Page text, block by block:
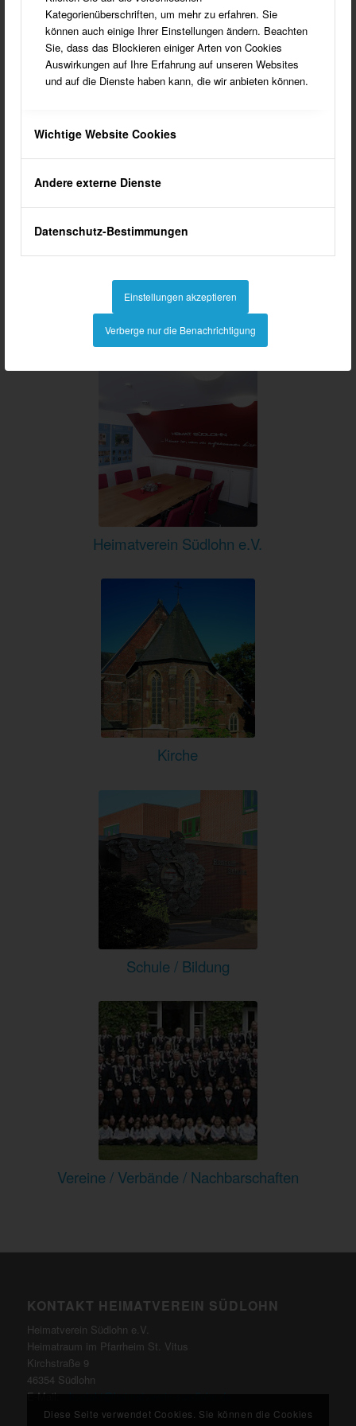
Kategorienüberschriften, um mehr zu erfahren. Sie
können auch einige Ihrer Einstellungen ändern. Beachten
Sie, dass das Blockieren einiger Arten von Cookies
Auswirkungen auf Ihre Erfahrung auf unseren Websites
und auf die Dienste haben kann, die wir anbieten können.
Wichtige Website Cookies
Andere externe Dienste
Datenschutz-Bestimmungen
Einstellungen akzeptieren
Verberge nur die Benachrichtigung
Bauwerke / Gebäude / Bildstöcke / Wegkreuze
Heimatverein Südlohn e.V.
Kirche
Schule / Bildung
Vereine / Verbände / Nachbarschaften
KONTAKT HEIMATVEREIN SÜDLOHN
Heimatverein Südlohn e.V.
Heimatraum im Pfarrheim St. Vitus
Kirchstraße 9
46354 Südlohn
E-Mail: kontakt@heimatverein-suedlohn.de
Diese Seite verwendet Cookies. Sie können die Cookies